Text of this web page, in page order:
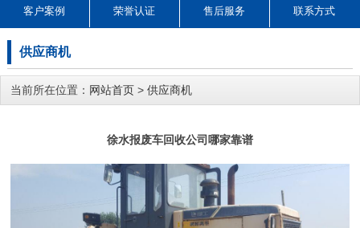
客户案例 荣誉认证 售后服务 联系方式
供应商机
当前所在位置： 网站首页 > 供应商机
徐水报废车回收公司哪家靠谱